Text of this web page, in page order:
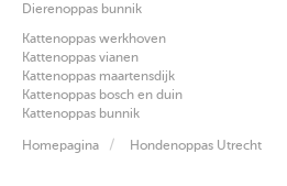
Dierenoppas bunnik
Kattenoppas werkhoven
Kattenoppas vianen
Kattenoppas maartensdijk
Kattenoppas bosch en duin
Kattenoppas bunnik
Homepagina Hondenoppas Utrecht